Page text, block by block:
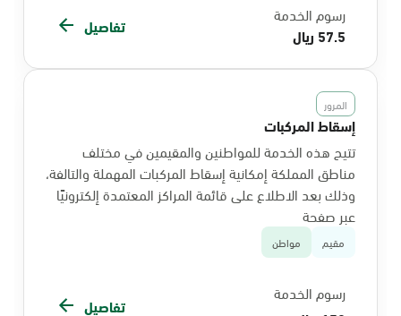
رسوم الخدمة
57.5 ريال
تفاصيل
المرور
إسقاط المركبات
تتيح هذه الخدمة للمواطنين والمقيمين في مختلف
مناطق المملكة إمكانية إسقاط المركبات المهملة والتالفة،
وذلك بعد الاطلاع على قائمة المراكز المعتمدة إلكترونيًا
عبر صفحة
مقيم مواطن
رسوم الخدمة
تفاصيل